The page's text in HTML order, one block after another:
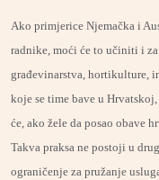
Ako primjerice Njemačka i
radnike, moći će to učiniti i
građevinarstva, hortikulture,
koje se time bave u
će, ako žele da posao obave
Takva praksa ne postoji u
ograničenje za pružanje